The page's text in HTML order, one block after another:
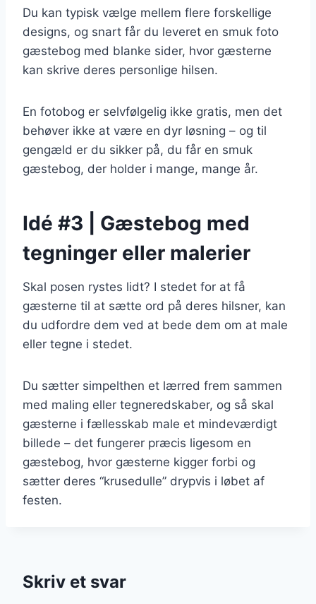
Du kan typisk vælge mellem flere forskellige
designs, og snart får du leveret en smuk foto
gæstebog med blanke sider, hvor gæsterne
kan skrive deres personlige hilsen.
En fotobog er selvfølgelig ikke gratis, men det
behøver ikke at være en dyr løsning – og til
gengæld er du sikker på, du får en smuk
gæstebog, der holder i mange, mange år.
Idé #3 | Gæstebog med
tegninger eller malerier
Skal posen rystes lidt? I stedet for at få
gæsterne til at sætte ord på deres hilsner, kan
du udfordre dem ved at bede dem om at male
eller tegne i stedet.
Du sætter simpelthen et lærred frem sammen
med maling eller tegneredskaber, og så skal
gæsterne i fællesskab male et mindeværdigt
billede – det fungerer præcis ligesom en
gæstebog, hvor gæsterne kigger forbi og
sætter deres “krusedulle” drypvis i løbet af
festen.
Skriv et svar